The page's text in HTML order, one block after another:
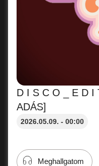
D I S C O _ E D I
ADÁS]
2026.05.09. - 00:00
Meghallgatom